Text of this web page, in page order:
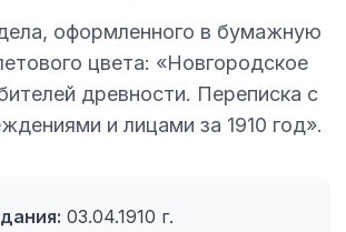
оформленного в бумажную
цвета: «Новгородское
древности. Переписка с
и лицами за 1910 год».
03.04.1910 г.